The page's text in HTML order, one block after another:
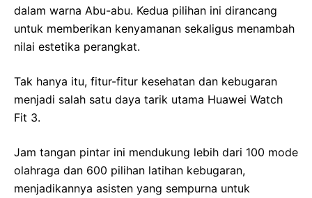
dalam warna Abu-abu. Kedua pilihan ini dirancang
untuk memberikan kenyamanan sekaligus menambah
nilai estetika perangkat.
Tak hanya itu, fitur-fitur kesehatan dan kebugaran
menjadi salah satu daya tarik utama Huawei Watch
Fit 3.
Jam tangan pintar ini mendukung lebih dari 100 mode
olahraga dan 600 pilihan latihan kebugaran,
menjadikannya asisten yang sempurna untuk